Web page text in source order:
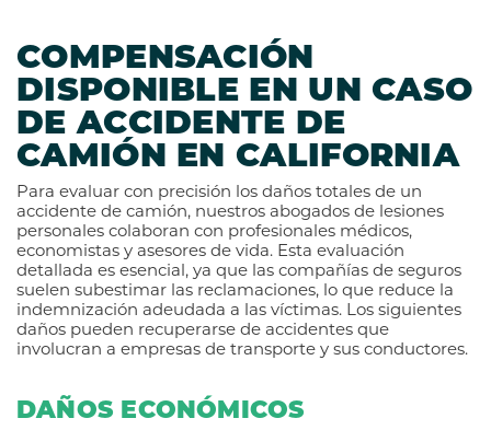
COMPENSACIÓN
DISPONIBLE EN UN CASO
DE ACCIDENTE DE
CAMIÓN EN CALIFORNIA
Para evaluar con precisión los daños totales de un
accidente de camión, nuestros abogados de lesiones
personales colaboran con profesionales médicos,
economistas y asesores de vida. Esta evaluación
detallada es esencial, ya que las compañías de seguros
suelen subestimar las reclamaciones, lo que reduce la
indemnización adeudada a las víctimas. Los siguientes
daños pueden recuperarse de accidentes que
involucran a empresas de transporte y sus conductores.
DAÑOS ECONÓMICOS